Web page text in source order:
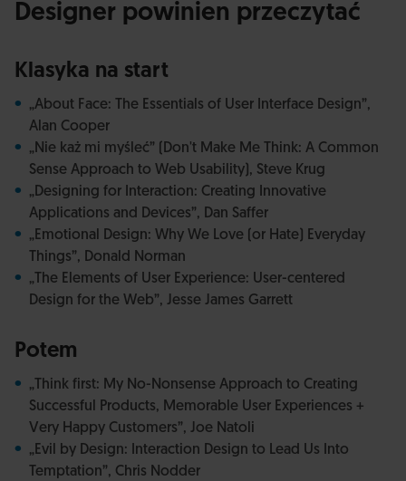
Designer powinien przeczytać
Klasyka na start
„About Face: The Essentials of User Interface Design”,
Alan Cooper
„Nie każ mi myśleć” (Don't Make Me Think: A Common
Sense Approach to Web Usability), Steve Krug
„Designing for Interaction: Creating Innovative
Applications and Devices”, Dan Saffer
„Emotional Design: Why We Love (or Hate) Everyday
Things”, Donald Norman
„The Elements of User Experience: User-centered
Design for the Web”, Jesse James Garrett
Potem
„Think first: My No-Nonsense Approach to Creating
Successful Products, Memorable User Experiences +
Very Happy Customers”, Joe Natoli
„Evil by Design: Interaction Design to Lead Us Into
Temptation”, Chris Nodder